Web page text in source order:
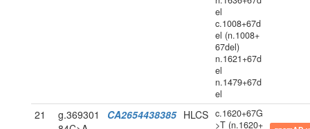
el
c.1008+67d
el (n.1008+
67del)
n.1621+67d
el
n.1479+67d
el
21
g.369301
CA2654438385 HLCS c.1620+67G
>T (n.1620+